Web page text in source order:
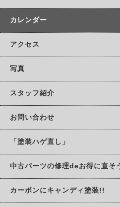
カレンダー
アクセス
写真
スタッフ紹介
お問い合わせ
「塗装ハゲ直し」
中古パーツの修理deお得に直そ
カーボンにキャンディ塗装!!